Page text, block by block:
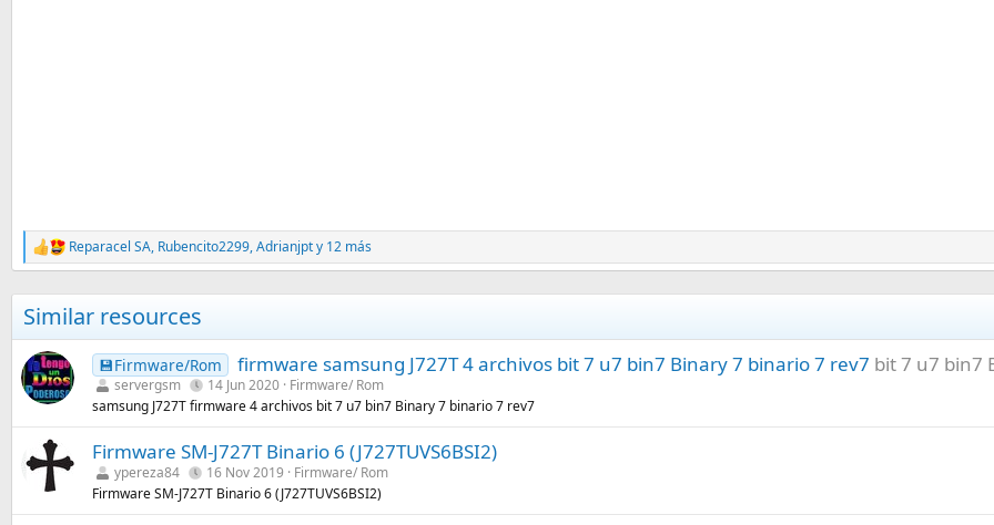
R
e
c
c
i
o
n
e
:
Reparacel SA, Rubencito2299,Adrianjpty 12 más
Similar resources
💾Firmware/Rom firmware samsung J727T 4 archivos bit 7 u7 bin7 Binary 7 binario 7 rev7 bit 7 u7 bin7
servergsm 14 Jun 2020 Firmware/ Rom
samsung J727T firmware 4 archivos bit 7 u7 bin7 Binary 7 binario 7 rev7
Firmware SM-J727T Binario 6 (J727TUVS6BSI2)
ypereza84 16 Nov 2019
Firmware/ Rom
Firmware SM-J727T Binario 6 (J727TUVS6BSI2)